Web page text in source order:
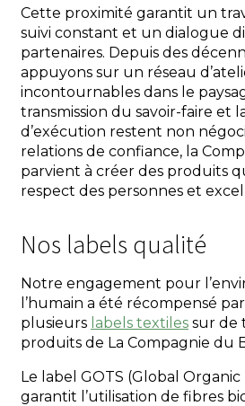
Cette proximité garantit un
suivi constant et un dialogue
partenaires. Depuis des
appuyons sur un réseau
incontournables dans le
transmission du savoir-faire et
d’exécution restent non
relations de confiance, la
parvient à créer des produits
respect des personnes et
Nos labels qualité
Notre engagement pour
l’humain a été récompensé
plusieurs labels textiles sur de
produits de La Compagnie du
Le label GOTS (Global
garantit l’utilisation de fibres